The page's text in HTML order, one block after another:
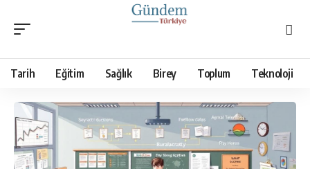
Tarih Eğitim Sağlık Birey Toplum Teknoloji